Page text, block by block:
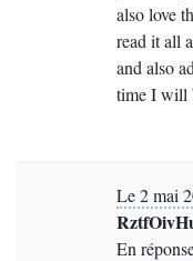
also love
read it all
and also
time I will
Le 2 mai
En